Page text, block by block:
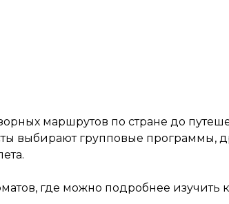
маршрутов по стране до
выбирают групповые программы,
где можно подробнее изучить